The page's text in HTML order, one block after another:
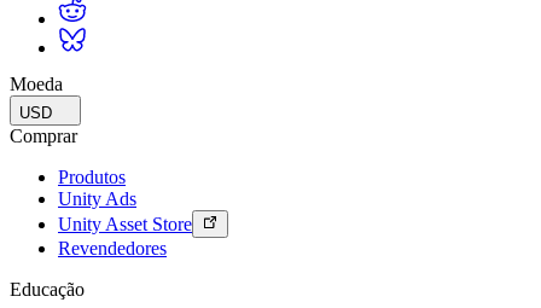
Moeda
USD
Comprar
Produtos
Unity Ads
Unity Asset Store
Revendedores
Educação